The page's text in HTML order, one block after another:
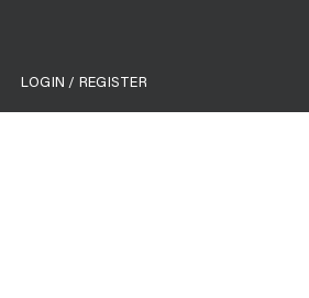
LOGIN / REGISTER